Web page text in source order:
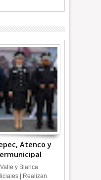
Atenco y
y Blanca
| Realizan